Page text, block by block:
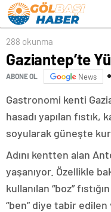
288 okunma
Gaziantep’te
ABONE OL News
Gastronomi kenti
hasadı yapılan
soyularak güneşte
Adını kentten alan
yaşanıyor. Özellikle
kullanılan “boz”
“ben” diye tabir